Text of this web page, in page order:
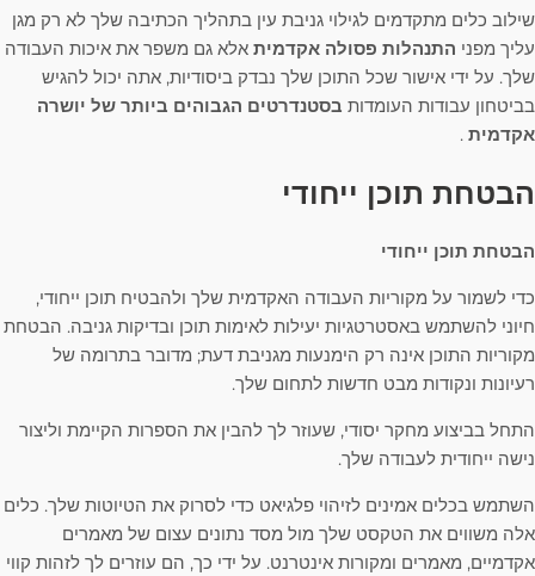
שילוב כלים מתקדמים לגילוי גניבת עין בתהליך הכתיבה שלך לא רק מגן
עליך מפני התנהלות פסולה אקדמית אלא גם משפר את איכות העבודה
שלך. על ידי אישור שכל התוכן שלך נבדק ביסודיות, אתה יכול להגיש
בביטחון עבודות העומדות בסטנדרטים הגבוהים ביותר של יושרה
אקדמית .
הבטחת תוכן ייחודי
הבטחת תוכן ייחודי
כדי לשמור על מקוריות העבודה האקדמית שלך ולהבטיח תוכן ייחודי,
חיוני להשתמש באסטרטגיות יעילות לאימות תוכן ובדיקות גניבה. הבטחת
מקוריות התוכן אינה רק הימנעות מגניבת דעת; מדובר בתרומה של
רעיונות ונקודות מבט חדשות לתחום שלך.
התחל בביצוע מחקר יסודי, שעוזר לך להבין את הספרות הקיימת וליצור
נישה ייחודית לעבודה שלך.
השתמש בכלים אמינים לזיהוי פלגיאט כדי לסרוק את הטיוטות שלך. כלים
אלה משווים את הטקסט שלך מול מסד נתונים עצום של מאמרים
אקדמיים, מאמרים ומקורות אינטרנט. על ידי כך, הם עוזרים לך לזהות קווי